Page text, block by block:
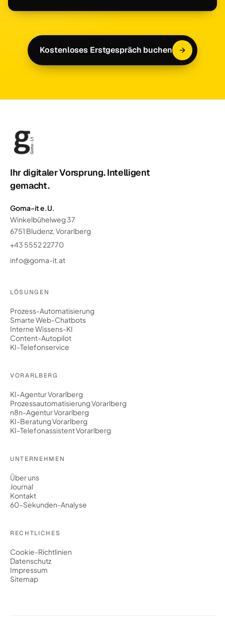
Kostenloses Erstgespräch buchen
Ihr digitaler Vorsprung. Intelligent
gemacht.
Goma-it e.U.
Winkelbühelweg 37
6751 Bludenz, Vorarlberg
+43 5552 22770
info@goma-it.at
LÖSUNGEN
Prozess-Automatisierung
Smarte Web-Chatbots
Interne Wissens-KI
Content-Autopilot
KI-Telefonservice
VORARLBERG
KI-Agentur Vorarlberg
Prozessautomatisierung Vorarlberg
n8n-Agentur Vorarlberg
KI-Beratung Vorarlberg
KI-Telefonassistent Vorarlberg
UNTERNEHMEN
Über uns
Journal
Kontakt
60-Sekunden-Analyse
RECHTLICHES
Cookie-Richtlinien
Datenschutz
Impressum
Sitemap